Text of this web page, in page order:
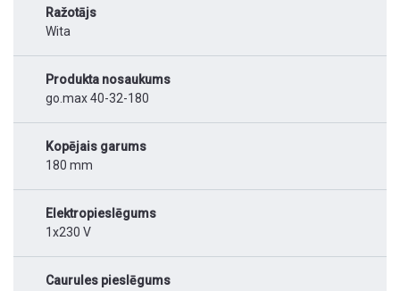
Ražotājs
Wita
Produkta nosaukums
go.max 40-32-180
Kopējais garums
180 mm
Elektropieslēgums
1x230 V
Caurules pieslēgums